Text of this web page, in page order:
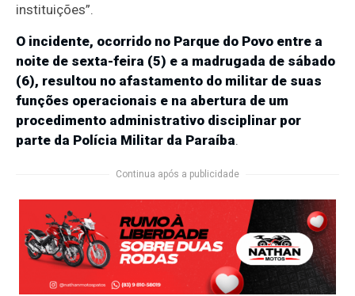
instituições”.
O incidente, ocorrido no Parque do Povo entre a
noite de sexta-feira (5) e a madrugada de sábado
(6), resultou no afastamento do militar de suas
funções operacionais e na abertura de um
procedimento administrativo disciplinar por
parte da Polícia Militar da Paraíba.
Continua após a publicidade